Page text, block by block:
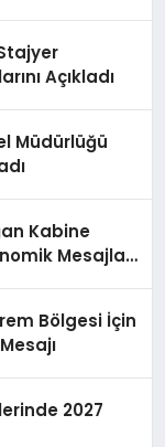
Açıkladı
Müdürlüğü
Kabine
Mesajlar
Bölgesi İçin
2027